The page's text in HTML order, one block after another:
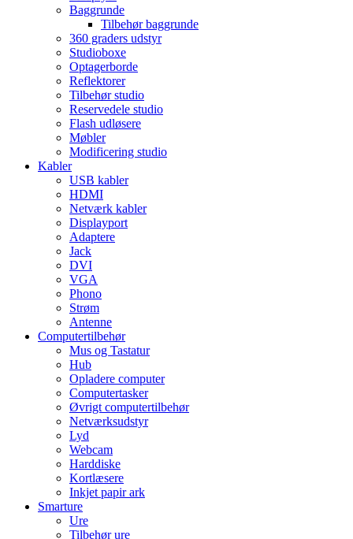
Baggrunde
Tilbehør baggrunde
360 graders udstyr
Studioboxe
Optagerborde
Reflektorer
Tilbehør studio
Reservedele studio
Flash udløsere
Møbler
Modificering studio
Kabler
USB kabler
HDMI
Netværk kabler
Displayport
Adaptere
Jack
DVI
VGA
Phono
Strøm
Antenne
Computertilbehør
Mus og Tastatur
Hub
Opladere computer
Computertasker
Øvrigt computertilbehør
Netværksudstyr
Lyd
Webcam
Harddiske
Kortlæsere
Inkjet papir ark
Smarture
Ure
Tilbehør ure